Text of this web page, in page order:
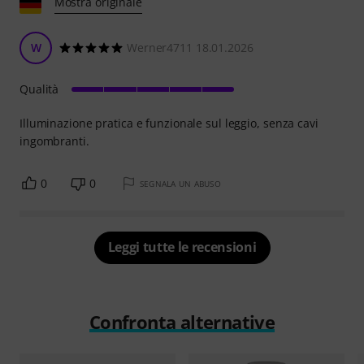
W Werner4711 18.01.2026
Illuminazione pratica e funzionale sul leggio, senza cavi
ingombranti.
Qualità
0 0 SEGNALA UN ABUSO
Leggi tutte le recensioni
Confronta alternative